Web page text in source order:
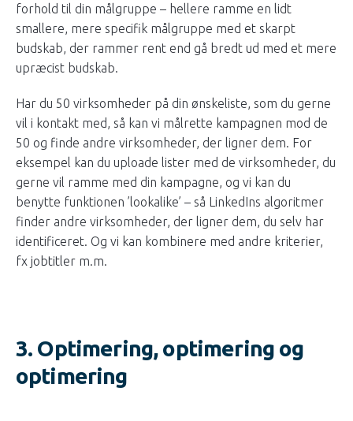
forhold til din målgruppe – hellere ramme en lidt
smallere, mere specifik målgruppe med et skarpt
budskab, der rammer rent end gå bredt ud med et mere
upræcist budskab.
Har du 50 virksomheder på din ønskeliste, som du gerne
vil i kontakt med, så kan vi målrette kampagnen mod de
50 og finde andre virksomheder, der ligner dem. For
eksempel kan du uploade lister med de virksomheder, du
gerne vil ramme med din kampagne, og vi kan du
benytte funktionen ’lookalike’ – så LinkedIns algoritmer
finder andre virksomheder, der ligner dem, du selv har
identificeret. Og vi kan kombinere med andre kriterier,
fx jobtitler m.m.
3. Optimering, optimering og
optimering